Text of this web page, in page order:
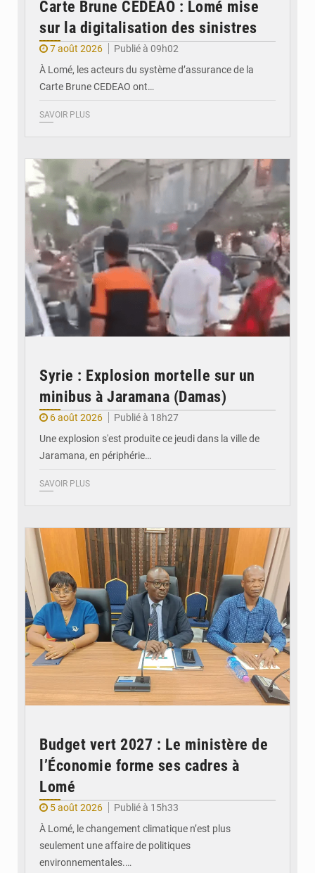
Carte Brune CEDEAO : Lomé mise
sur la digitalisation des sinistres
7 août 2026
Publié à 09h02
À Lomé, les acteurs du système d’assurance de la
Carte Brune CEDEAO ont…
SAVOIR PLUS
Syrie : Explosion mortelle sur un
minibus à Jaramana (Damas)
6 août 2026
Publié à 18h27
Une explosion s'est produite ce jeudi dans la ville de
Jaramana, en périphérie…
SAVOIR PLUS
Budget vert 2027 : Le ministère de
l’Économie forme ses cadres à
Lomé
5 août 2026
Publié à 15h33
À Lomé, le changement climatique n’est plus
seulement une affaire de politiques
environnementales.…